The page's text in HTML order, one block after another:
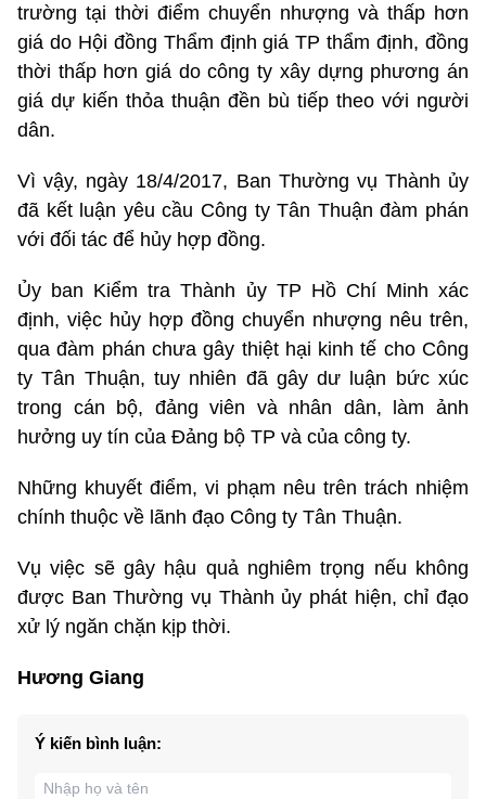
trường tại thời điểm chuyển nhượng và thấp hơn
giá do Hội đồng Thẩm định giá TP thẩm định, đồng
thời thấp hơn giá do công ty xây dựng phương án
giá dự kiến thỏa thuận đền bù tiếp theo với người
dân.
Vì vậy, ngày 18/4/2017, Ban Thường vụ Thành ủy
đã kết luận yêu cầu Công ty Tân Thuận đàm phán
với đối tác để hủy hợp đồng.
Ủy ban Kiểm tra Thành ủy TP Hồ Chí Minh xác
định, việc hủy hợp đồng chuyển nhượng nêu trên,
qua đàm phán chưa gây thiệt hại kinh tế cho Công
ty Tân Thuận, tuy nhiên đã gây dư luận bức xúc
trong cán bộ, đảng viên và nhân dân, làm ảnh
hưởng uy tín của Đảng bộ TP và của công ty.
Những khuyết điểm, vi phạm nêu trên trách nhiệm
chính thuộc về lãnh đạo Công ty Tân Thuận.
Vụ việc sẽ gây hậu quả nghiêm trọng nếu không
được Ban Thường vụ Thành ủy phát hiện, chỉ đạo
xử lý ngăn chặn kịp thời.
Hương Giang
Ý kiến bình luận: